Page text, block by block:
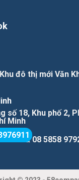
đô thị mới Văn
số 18, Khu phố 2,
Minh
& 08 5858